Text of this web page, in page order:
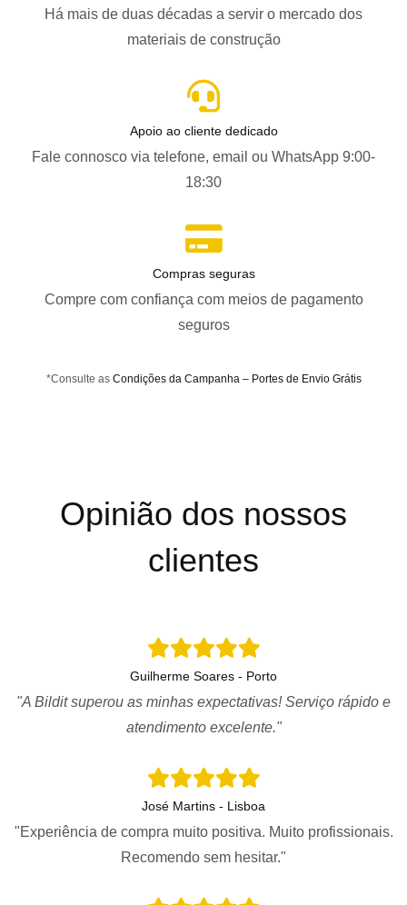
Há mais de duas décadas a servir o mercado dos
materiais de construção
Apoio ao cliente dedicado
Fale connosco via telefone, email ou WhatsApp 9:00-
18:30
Compras seguras
Compre com confiança com meios de pagamento
seguros
*Consulte as Condições da Campanha – Portes de Envio Grátis
Opinião dos nossos
clientes
Guilherme Soares - Porto
"A Bildit superou as minhas expectativas! Serviço rápido e
atendimento excelente."
José Martins - Lisboa
"Experiência de compra muito positiva. Muito profissionais.
Recomendo sem hesitar."